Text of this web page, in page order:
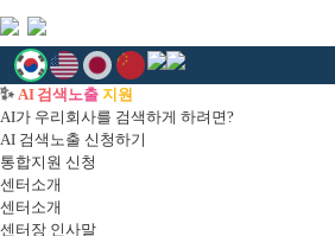
웹
지
원
센
터
유
브
웹
원
AI 검색노출 지원
AI가 우리회사를 검색하게 하려면?
AI 검색노출 신청하기
통합지원 신청
센터소개
센터소개
센터장 인사말